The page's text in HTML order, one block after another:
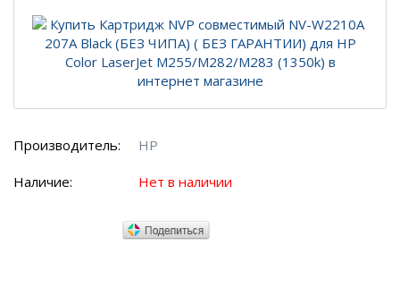
Производитель: HP
Наличие: Нет в наличии